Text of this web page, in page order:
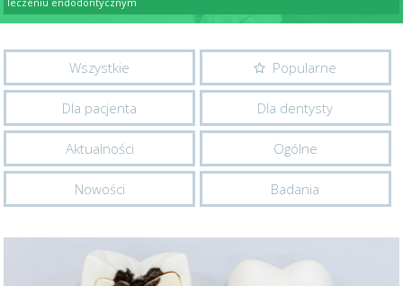
Wszystkie Popularne
Dla pacjenta Dla dentysty
Aktualności Ogólne
Nowości Badania